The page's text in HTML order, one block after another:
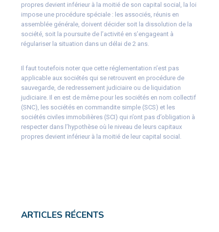
propres devient inférieur à la moitié de son capital social, la loi
impose une procédure spéciale : les associés, réunis en
assemblée générale, doivent décider soit la dissolution de la
société, soit la poursuite de l’activité en s’engageant à
régulariser la situation dans un délai de 2 ans.
Il faut toutefois noter que cette réglementation n’est pas
applicable aux sociétés qui se retrouvent en procédure de
sauvegarde, de redressement judiciaire ou de liquidation
judiciaire. Il en est de même pour les sociétés en nom collectif
(SNC), les sociétés en commandite simple (SCS) et les
sociétés civiles immobilières (SCI) qui n’ont pas d’obligation à
respecter dans l’hypothèse où le niveau de leurs capitaux
propres devient inférieur à la moitié de leur capital social.
ARTICLES RÉCENTS